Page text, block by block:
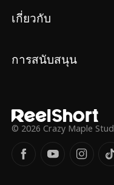
เกี่ยวกับ
การสนับสนุน
© 2026 Crazy Maple